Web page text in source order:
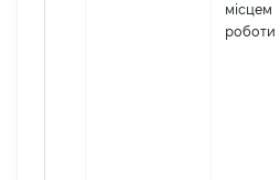
місцем
роботи